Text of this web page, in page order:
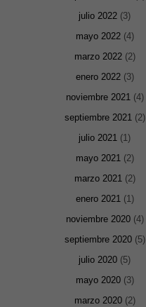
julio 2022 (3)
mayo 2022(4)
marzo 2022(2)
enero 2022(3)
noviembre 2021(4)
septiembre 2021(2)
julio 2021 (1)
mayo 2021(2)
marzo 2021(2)
enero 2021(1)
noviembre 2020(4)
septiembre 2020(5)
julio 2020 (5)
mayo 2020(3)
marzo 2020(2)